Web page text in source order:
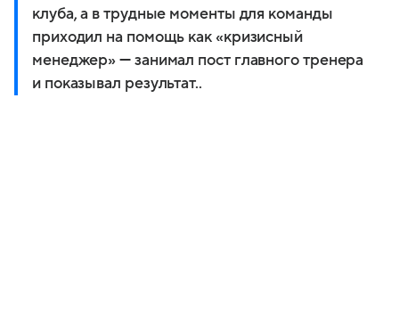
клуба, а в трудные моменты для команды
приходил на помощь как «кризисный
менеджер» — занимал пост главного тренера
и показывал результат..